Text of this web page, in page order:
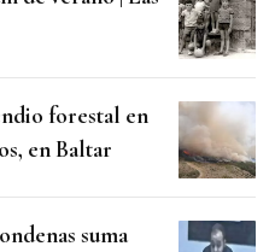
forestal en
en Baltar
suma